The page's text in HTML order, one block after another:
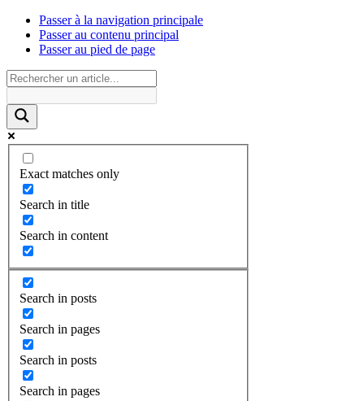
Passer à la navigation principale
Passer au contenu principal
Passer au pied de page
Exact matches only
Search in title
Search in content
Search in posts
Search in pages
Search in posts
Search in pages